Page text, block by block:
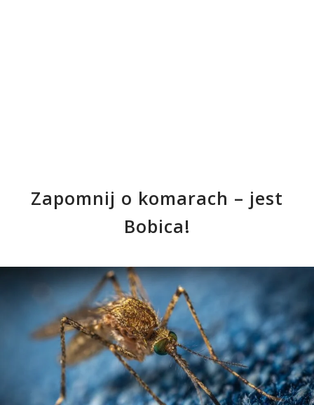
Zapomnij o komarach – jest
Bobica!